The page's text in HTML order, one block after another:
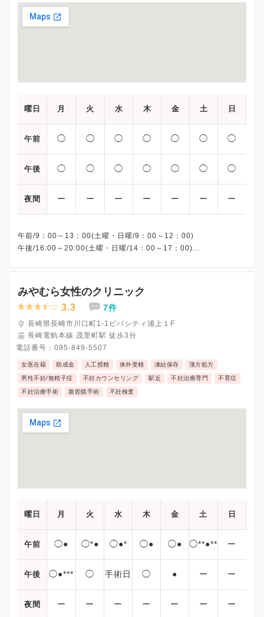
曜日 月 火 水 木 金 土 日
午前 ◯ ◯ ◯ ◯ ◯ ◯ ◯
午後 ◯ ◯ ◯ ◯ ◯ ◯ ◯
夜間 ー ー ー ー ー ー ー
午前/9：00～13：00(土曜・日曜/9：00～12：00)
午後/16:00～20:00(土曜・日曜/14：00～17：00)
みやむら女性のクリニック
3.3 7件
長崎県長崎市川口町1-1ビバシティ浦上１F
長崎電軌本線 茂里町駅 徒歩3分
電話番号： 095-849-5507
女医在籍 助成金 人工授精 体外受精 凍結保存 漢方処方
男性不妊/無精子症 不妊カウンセリング 駅近 不妊治療専門 不育症
不妊治療手術 腹腔鏡手術 不妊検査
曜日 月 火 水 木 金 土 日
午前 ◯● ◯*● ◯●* ◯● ◯● ◯**●** ー
午後 ◯●*** ◯ 手術日 ◯ ● ー ー
夜間 ー ー ー ー ー ー ー